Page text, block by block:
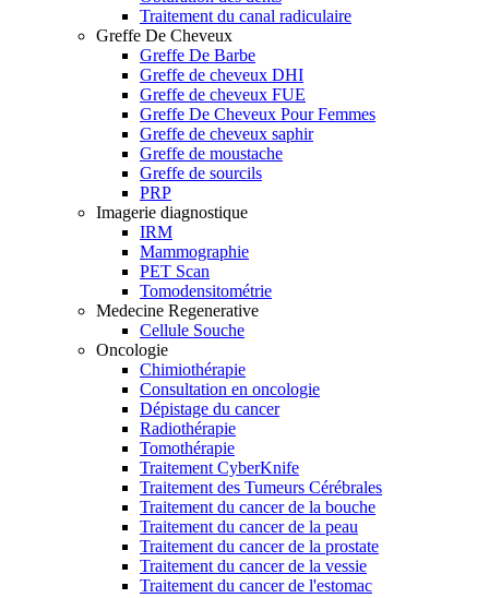
Traitement du canal radiculaire
Greffe De Cheveux
Greffe De Barbe
Greffe de cheveux DHI
Greffe de cheveux FUE
Greffe De Cheveux Pour Femmes
Greffe de cheveux saphir
Greffe de moustache
Greffe de sourcils
PRP
Imagerie diagnostique
IRM
Mammographie
PET Scan
Tomodensitométrie
Medecine Regenerative
Cellule Souche
Oncologie
Chimiothérapie
Consultation en oncologie
Dépistage du cancer
Radiothérapie
Tomothérapie
Traitement CyberKnife
Traitement des Tumeurs Cérébrales
Traitement du cancer de la bouche
Traitement du cancer de la peau
Traitement du cancer de la prostate
Traitement du cancer de la vessie
Traitement du cancer de l'estomac